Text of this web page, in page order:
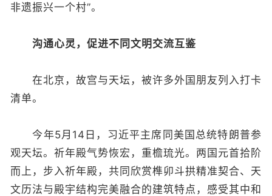
非遗振兴一个村”。
沟通心灵，促进不同文明交流互鉴
在北京，故宫与天坛，被许多外国朋友列入打卡
清单。
今年5月14日，习近平主席同美国总统特朗普参
观天坛。祈年殿气势恢宏，重檐琉光。两国元首拾阶
而上，步入祈年殿，共同欣赏榫卯斗拱精准契合、天
文历法与殿宇结构完美融合的建筑特点，感受其中和